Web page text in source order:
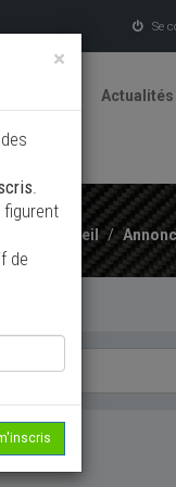
Se
Actualités
Accueil /
×
.
de